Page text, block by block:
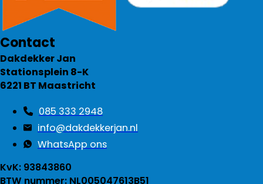
Contact
Dakdekker Jan
Stationsplein 8-K
6221 BT Maastricht
085 333 2948
info@dakdekkerjan.nl
WhatsApp ons
KvK: 93843860
BTW nummer: NL005047613B51